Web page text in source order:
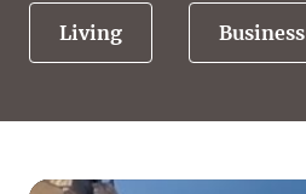
Living Business